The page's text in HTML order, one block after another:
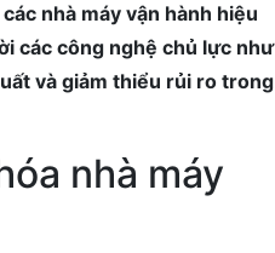
nhà máy vận hành hiệu
các công nghệ chủ lực như
và giảm thiểu rủi ro trong
nhà máy